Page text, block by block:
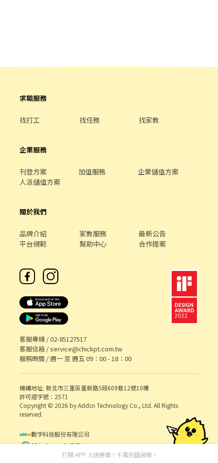
求職服務
找打工 找任務 找家教
企業服務
刊登方案 加值服務
企業儲值方案
人派儲值方案
關於我們
品牌介紹 家教服務
最新公告
平台規範
幫助中心 合作提案
客服專線 /02-85127517
客服信箱 /service@chickpt.com.tw
服務時間 / 週一 至 週五 09：00 - 18：00
機構地址: 新北市三重區重新路5段609巷12號10樓
許可證字號：2571
Copyright © 2026 by Addcn Technology Co., Ltd. All Rights
reserved.
數字科技股份有限公司
鄧白氏 ESG 永續標章
打開 APP 火速應徵！千萬別錯過唷 ~